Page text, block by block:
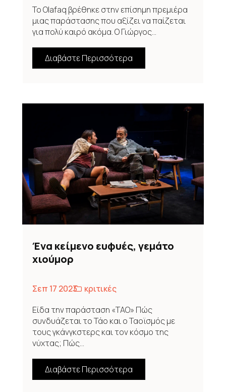
Το Olafaq βρέθηκε στην επίσημη πρεμιέρα
μιας παράστασης που αξίζει να παίζεται
για πολύ καιρό ακόμα. Ο Γιώργος...
Διαβάστε Περισσότερα
Ένα κείμενο ευφυές, γεμάτο
χιούμορ
Σεπ 17 2023
κριτικές
Είδα την παράσταση «ΤΑΟ» Πώς
συνδυάζεται το Τάο και ο Ταοϊσμός με
τους γκάνγκστερς και τον κόσμο της
νύχτας; Πώς...
Διαβάστε Περισσότερα